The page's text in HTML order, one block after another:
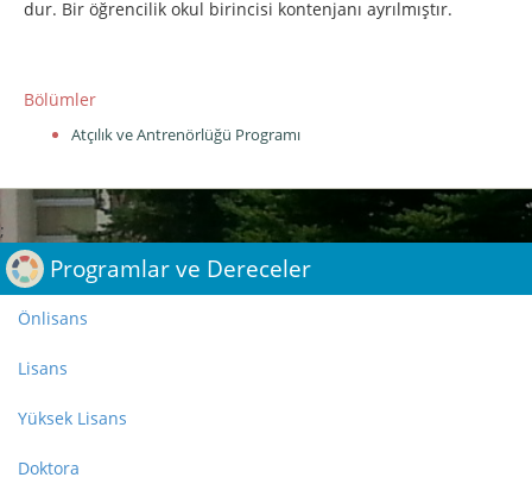
dur. Bir öğrencilik okul birincisi kontenjanı ayrılmıştır.
Bölümler
Atçılık ve Antrenörlüğü Programı
;
Programlar ve Dereceler
Önlisans
Lisans
Yüksek Lisans
Doktora